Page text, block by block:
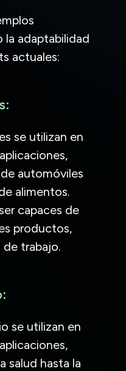
adaptabilidad
actuales:
se utilizan en
automóviles
alimentos.
capaces de
productos,
trabajo.
se utilizan en
salud hasta la